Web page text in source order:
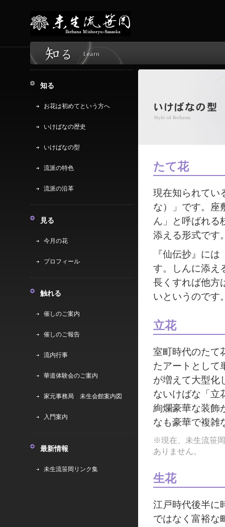
知る
お花は初めてという方へ
いけばなの歴史
いけばなの型
流派の特色
流派の沿革
見る
今月の花
プロフィール
触れる
催しのご案内
催しのご報告
流内行事
華道体験会のご案内
家元事務局 未生会館案内図
入門案内
最新情報
未生流笹岡リンク集
たて花
現在知られてい
な）」です。座
ん」と呼ばれる
添える形式です
『仙伝抄』に
す。しんに添え
長くすれば他方
いというのです
立花
室町時代のたて
たアートとして
が増えて大型化
ないけばな「立
絢爛豪華な装飾
なも豪華で複雑
※現在、未生流笹
ありません。
生花
江戸時代後半に
ではなく富裕な